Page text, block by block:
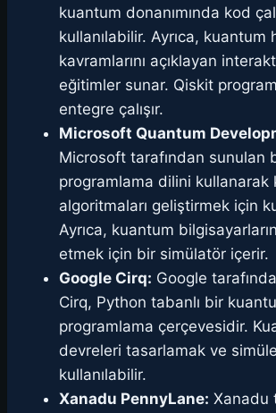
kuantum donanımında kod
kullanılabilir. Ayrıca, kuantum
kavramlarını açıklayan
eğitimler sunar. Qiskit
entegre çalışır.
Microsoft Quantum
Microsoft tarafından sunulan
programlama dilini kullanarak
algoritmaları geliştirmek için
Ayrıca, kuantum
etmek için bir simülatör içerir.
Google Cirq: Google
Cirq, Python tabanlı bir
programlama çerçevesidir.
devreleri tasarlamak ve
kullanılabilir.
Xanadu PennyLane: Xanadu